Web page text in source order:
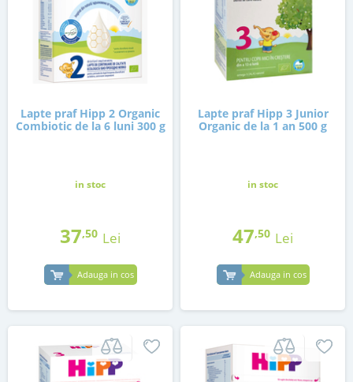
Lapte praf Hipp 2 Organic
Combiotic de la 6 luni 300 g
in stoc
37,50 Lei
Adauga in cos
Lapte praf Hipp 3 Junior
Organic de la 1 an 500 g
in stoc
47,50 Lei
Adauga in cos